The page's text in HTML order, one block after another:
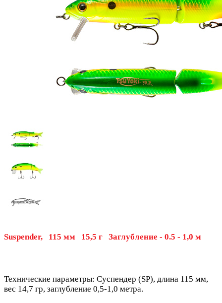
Suspender, 115 мм 15,5 г Заглубление - 0.5 - 1,0 м
Технические параметры: Суспендер (SP), длина 115 мм,
вес 14,7 гр, заглубление 0,5-1,0 метра.